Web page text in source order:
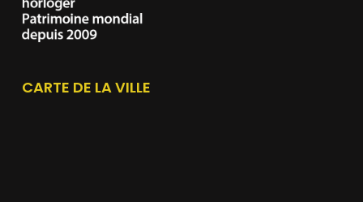
CARTE DE LA VILLE